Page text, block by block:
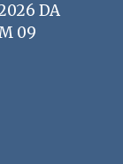
DA
09